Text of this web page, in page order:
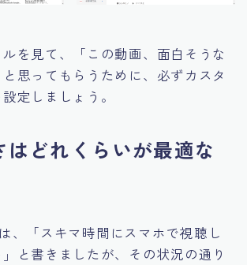
を見て、「この動画、面白そうな
思ってもらうために、必ずカスタ
定しましょう。
はどれくらいが最適な
、「スキマ時間にスマホで視聴し
と書きましたが、その状況の通り